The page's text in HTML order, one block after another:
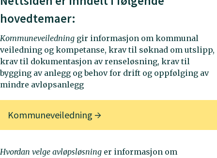
hovedtemaer:
Kommuneveiledning gir informasjon om kommunal
veiledning og kompetanse, krav til søknad om utslipp,
krav til dokumentasjon av renseløsning, krav til
bygging av anlegg og behov for drift og oppfølging av
mindre avløpsanlegg
Kommuneveiledning
Hvordan velge avløpsløsning er informasjon om